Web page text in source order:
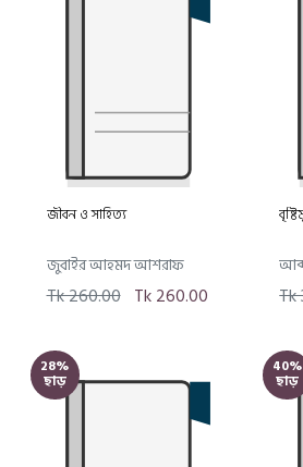
জীবন ও সাহিত্য
জুবাইর আহমদ আশরাফ
Tk 260.00 Tk 260.00 Tk
28%
ছাড়
40%
ছাড়